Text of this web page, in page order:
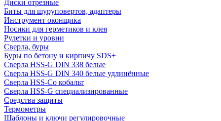
Диски отрезные
Биты для шуруповертов, адаптеры
Инструмент оконщика
Носики для герметиков и клея
Рулетки и уровни
Сверла, буры
Буры по бетону и кирпичу SDS+
Сверла HSS-G DIN 338 белые
Сверла HSS-G DIN 340 белые удлинённые
Сверла HSS-Co кобальт
Сверла HSS-G специализированные
Средства защиты
Термометры
Шаблоны и ключи регулировочные